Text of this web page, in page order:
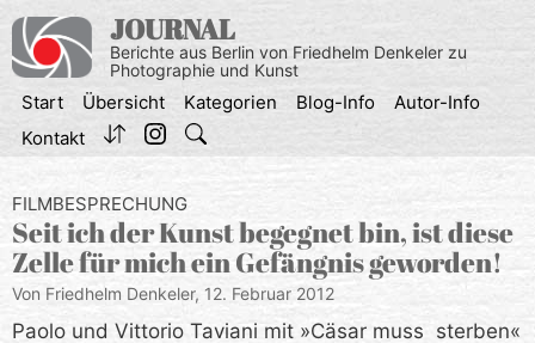
Inhalt
springen
JOURNAL
Berichte aus Berlin von Friedhelm Denkeler zu
Photographie und Kunst
Start Übersicht Kategorien Blog-Info
Autor-Info
Kontakt
FILMBESPRECHUNG
Seit ich der Kunst begegnet bin, ist diese
Zelle für mich ein Gefängnis geworden!
Von Friedhelm Denkeler, 12. Februar 2012
Paolo und Vittorio Taviani mit »Cäsar muss sterben«